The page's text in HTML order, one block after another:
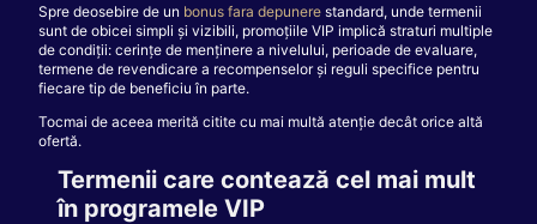
Spre deosebire de un bonus fara depunere standard, unde termenii
sunt de obicei simpli și vizibili, promoțiile VIP implică straturi multiple
de condiții: cerințe de menținere a nivelului, perioade de evaluare,
termene de revendicare a recompenselor și reguli specifice pentru
fiecare tip de beneficiu în parte.
Tocmai de aceea merită citite cu mai multă atenție decât orice altă
ofertă.
Termenii care contează cel mai mult
în programele VIP